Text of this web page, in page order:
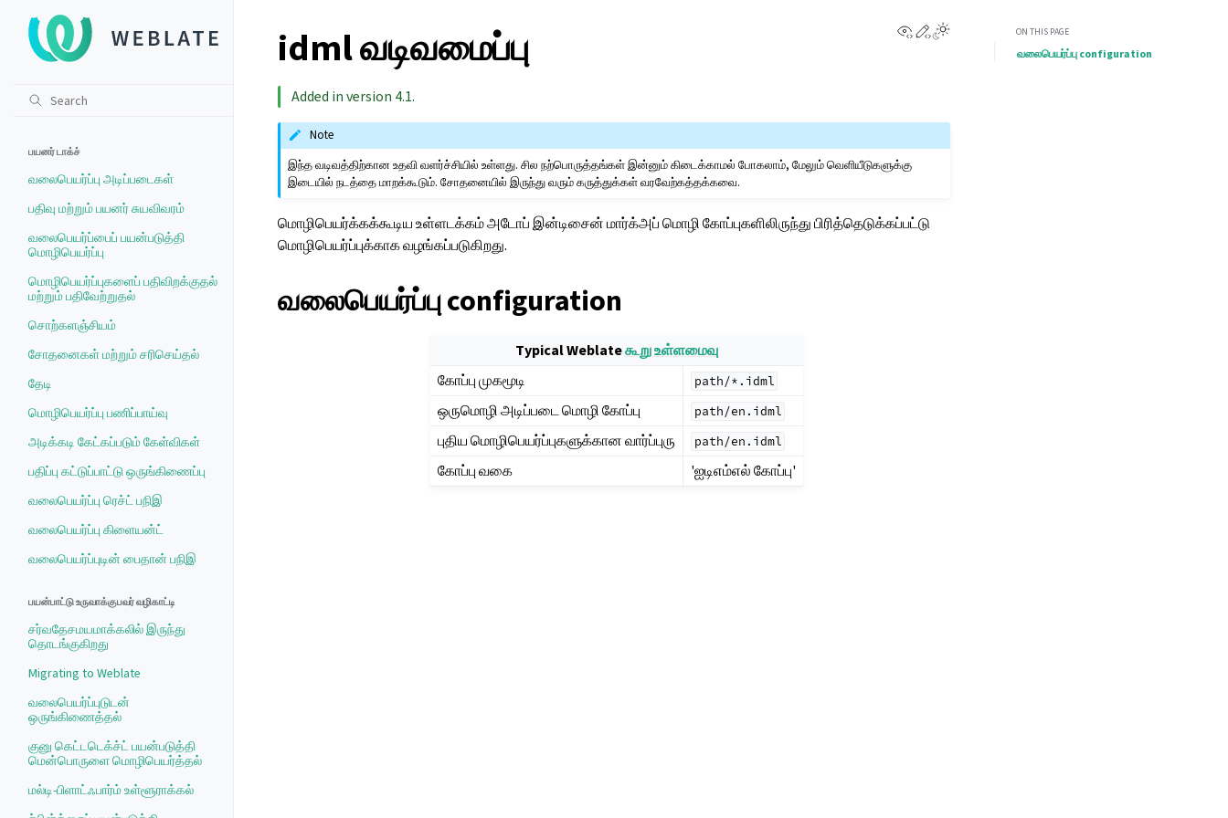
பயனர் டாக்ச்
வலைபெயர்ப்பு அடிப்படைகள்
பதிவு மற்றும் பயனர் சுயவிவரம்
வலைபெயர்ப்பைப் பயன்படுத்தி
மொழிபெயர்ப்பு
மொழிபெயர்ப்புகளைப் பதிவிறக்குதல்
மற்றும் பதிவேற்றுதல்
சொற்களஞ்சியம்
சோதனைகள் மற்றும் சரிசெய்தல்
தேடி
மொழிபெயர்ப்பு பணிப்பாய்வு
அடிக்கடி கேட்கப்படும் கேள்விகள்
பதிப்பு கட்டுப்பாட்டு ஒருங்கிணைப்பு
வலைபெயர்ப்பு ரெச்ட் பநிஇ
வலைபெயர்ப்பு கிளையன்ட்
வலைபெயர்ப்புடின் பைதான் பநிஇ
பயன்பாட்டு உருவாக்குபவர் வழிகாட்டி
சர்வதேசமயமாக்கலில் இருந்து
தொடங்குகிறது
Migrating to Weblate
வலைபெயர்ப்புடுடன்
ஒருங்கிணைத்தல்
குனு கெட்டடெக்ச்ட் பயன்படுத்தி
மென்பொருளை மொழிபெயர்த்தல்
மல்டி-பிளாட்ஃபார்ம் உள்ளூராக்கல்
View this page
Edit this page
idml வடிவமைப்பு
Added in version 4.1.
Note
இந்த வடிவத்திற்கான உதவி வளர்ச்சியில் உள்ளது. சில நற்பொருத்தங்கள் இன்னும் கிடைக்காமல் போகலாம், மேலும் வெளியீடுகளுக்கு
இடையில் நடத்தை மாறக்கூடும். சோதனையில் இருந்து வரும் கருத்துக்கள் வரவேற்கத்தக்கவை.
மொழிபெயர்க்கக்கூடிய உள்ளடக்கம் அடோப் இன்டிசைன் மார்க்அப் மொழி கோப்புகளிலிருந்து பிரித்தெடுக்கப்பட்டு
மொழிபெயர்ப்புக்காக வழங்கப்படுகிறது.
வலைபெயர்ப்பு configuration
Typical Weblateகூறு உள்ளமைவு
கோப்பு முகமூடி
path/*.idml
ஒருமொழி அடிப்படை மொழி கோப்பு path/en.idml
புதிய மொழிபெயர்ப்புகளுக்கான வார்ப்புரு path/en.idml
கோப்பு வகை 'ஐடிஎம்எல் கோப்பு'
ON THIS PAGE
வலைபெயர்ப்பு configuration